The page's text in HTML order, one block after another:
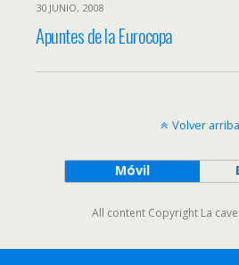
30 JUNIO, 2008
Apuntes de la Eurocopa
Volver arriba
Móvil
All content Copyright La